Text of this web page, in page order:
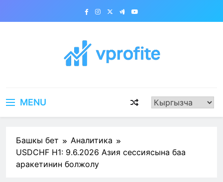
MENU
Башкы бет
Аналитика
USDCHF H1: 9.6.2026 Азия сессиясына баа
аракетинин болжолу